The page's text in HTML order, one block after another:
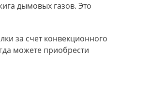
дымовых газов. Это
за счет конвекционного
можете приобрести